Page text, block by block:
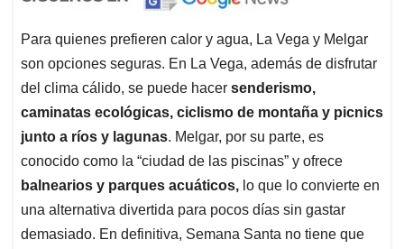
Para quienes prefieren calor y agua, La Vega y Melgar
son opciones seguras. En La Vega, además de disfrutar
del clima cálido, se puede hacer senderismo,
caminatas ecológicas, ciclismo de montaña y picnics
junto a ríos y lagunas. Melgar, por su parte, es
conocido como la “ciudad de las piscinas” y ofrece
balnearios y parques acuáticos, lo que lo convierte en
una alternativa divertida para pocos días sin gastar
demasiado. En definitiva, Semana Santa no tiene que